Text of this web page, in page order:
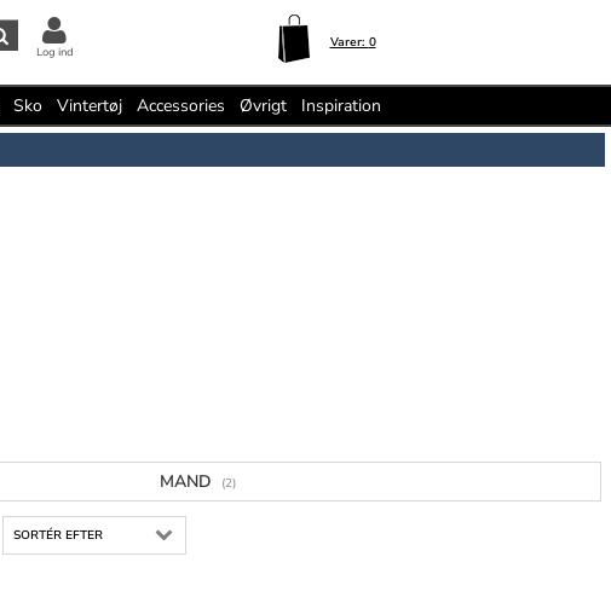
Varer: 0
Log ind
Sko Vintertøj Accessories Øvrigt Inspiration
MAND (2)
SORTÉR EFTER